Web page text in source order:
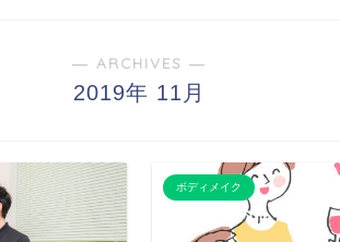
― ARCHIVES ―
2019年 11月
ボディメイク